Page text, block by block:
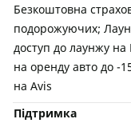
Безкоштовна
подорожуючих;
доступ до лаунжу на
на оренду авто до -
на Avis
Підтримка